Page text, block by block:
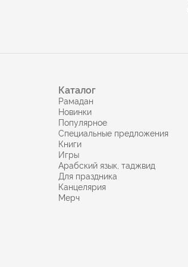
Каталог
Рамадан
Новинки
Популярное
Специальные предложения
Книги
Игры
Арабский язык, таджвид
Для праздника
Канцелярия
Мерч